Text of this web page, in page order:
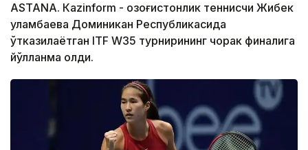
ASTANА. Кazinform - Қозоғистонлик теннисчи Жибек
Қуламбаева Доминикан Республикасида
ўтказилаётган ITF W35 турнирининг чорак финалига
йўлланма олди.